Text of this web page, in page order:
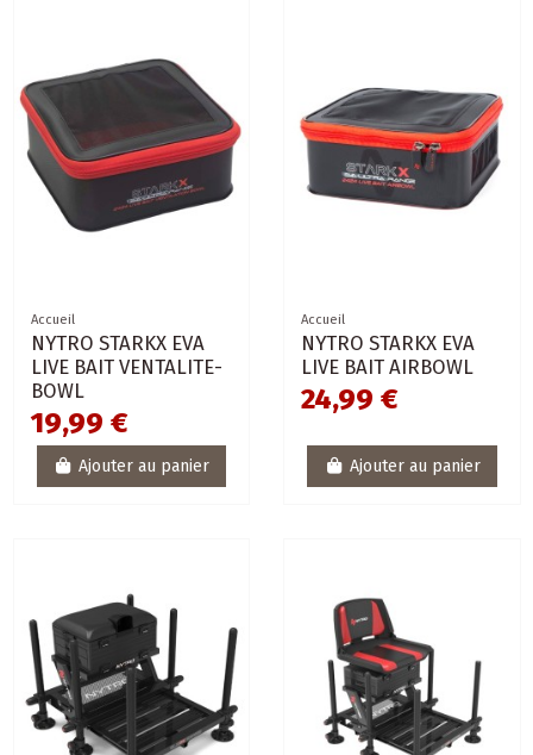
Accueil
NYTRO STARKX EVA
LIVE BAIT VENTALITE-
BOWL
19,99 €
Ajouter au panier
Accueil
NYTRO STARKX EVA
LIVE BAIT AIRBOWL
24,99 €
Ajouter au panier